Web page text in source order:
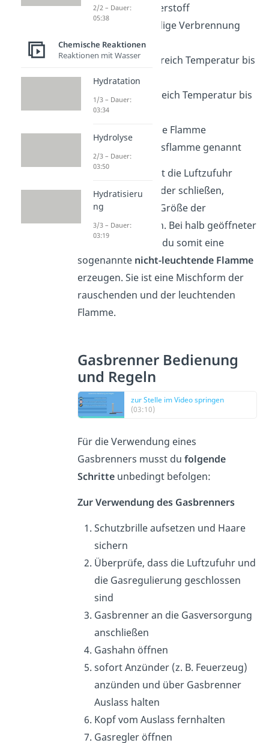
Gases mit Sauerstoff
keine vollständige Verbrennung
des Gases
im äußeren Bereich Temperatur bis
900 °C
im inneren Bereich Temperatur bis
600 °C
leuchtend gelbe Flamme
auch Diffusionsflamme genannt
Wichtig:
Du kannst die Luftzufuhr
nicht nur öffnen oder schließen,
sondern auch die Größe der
Luftzufuhr steuern. Bei halb geöffneter
Luftzufuhr kannst du somit eine
sogenannte nicht-leuchtende Flamme
erzeugen. Sie ist eine Mischform der
rauschenden und der leuchtenden
Flamme.
Gasbrenner Bedienung
und Regeln
zur Stelle im Video springen
(03:10)
Für die Verwendung eines
Gasbrenners musst dufolgende
Schritte unbedingt befolgen:
Zur Verwendung des Gasbrenners
Schutzbrille aufsetzen und Haare
sichern
Überprüfe, dass die Luftzufuhr und
die Gasregulierung geschlossen
sind
Gasbrenner an die Gasversorgung
anschließen
Gashahn öffnen
sofort Anzünder (z. B. Feuerzeug)
anzünden und über Gasbrenner
Auslass halten
Kopf vom Auslass fernhalten
Gasregler öffnen
2/2 – Dauer:
05:38
Chemische Reaktionen
Reaktionen mit Wasser
Hydratation
1/3 – Dauer:
03:34
Hydrolyse
2/3 – Dauer:
03:50
Hydratisieru
ng
3/3 – Dauer:
03:19